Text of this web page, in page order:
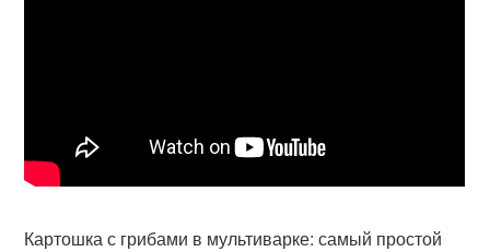
Картошка с грибами в мультиварке: самый простой